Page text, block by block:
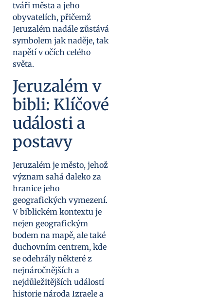
tváři města a jeho
obyvatelích, přičemž
Jeruzalém nadále zůstává
symbolem jak naděje, tak
napětí v očích celého
světa.
Jeruzalém v
bibli: Klíčové
události a
postavy
Jeruzalém je město, jehož
význam sahá daleko za
hranice jeho
geografických vymezení.
V biblickém kontextu je
nejen geografickým
bodem na mapě, ale také
duchovním centrem, kde
se odehrály některé z
nejnáročnějších a
nejdůležitějších událostí
historie národa Izraele a